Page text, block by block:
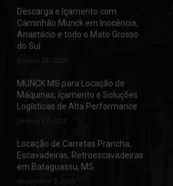
Descarga e Içamento com
Caminhão Munck em Inocência,
Anastácio e todo o Mato Grosso
do Sul
janeiro 28, 2026
MUNCK MS para Locação de
Máquinas, Içamento e Soluções
Logísticas de Alta Performance
janeiro 17, 2026
Locação de Carretas Prancha,
Escavadeiras, Retroescavadeiras
em Bataguassu, MS
dezembro 7, 2025